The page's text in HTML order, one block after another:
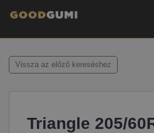
Vissza az előző kereséshez
Triangle 205/